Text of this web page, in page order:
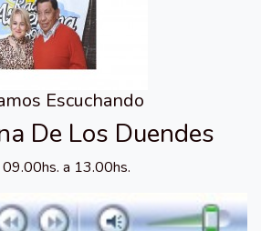
Escuchando
De Los Duendes
a 13.00hs.